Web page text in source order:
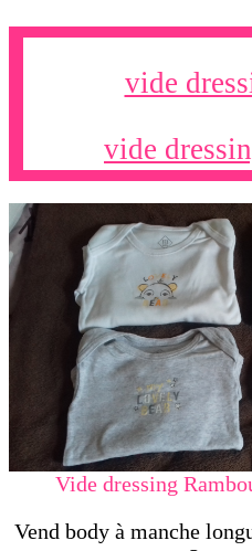
vide
vide
Vide dressing
Vend body à manche